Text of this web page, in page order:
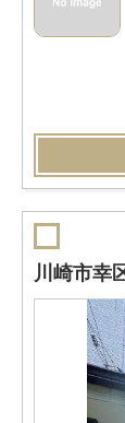
川崎市幸